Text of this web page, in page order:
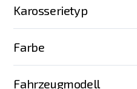
Karosserietyp
Farbe
Fahrzeugmodell